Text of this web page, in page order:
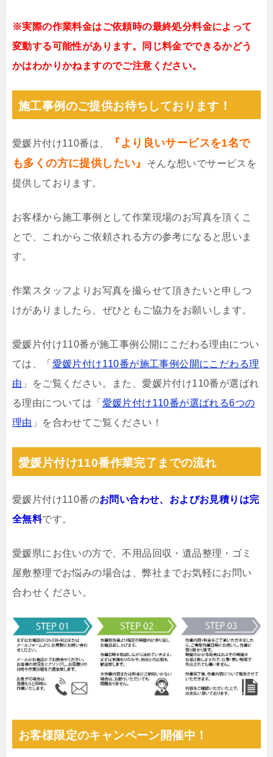
※実際の作業料金はご依頼時の最終処分料金によって
変動する可能性があります。同じ料金でできるかどう
かはわかりかねますのでご注意ください。
施工事例のご提供お待ちしております！
愛媛片付け110番は、
『より良いサービスを1名で
も多くの方に提供したい』
そんな想いでサービスを
提供しております。
お客様から施工事例として作業現場のお写真を頂くこ
とで、これからご依頼される方の参考になると思いま
す。
作業スタッフよりお写真を撮らせて頂きたいと申しつ
けがありましたら、ぜひともご協力をお願いします。
愛媛片付け110番が施工事例公開にこだわる理由につい
ては、「 愛媛片付け110番が施工事例公開にこだわる理
由 」をご覧ください。また、愛媛片付け110番が選ばれ
る理由については「 愛媛片付け110番が選ばれる6つの
理由 」を合わせてご覧ください！
愛媛片付け110番作業完了までの流れ
愛媛片付け110番のお問い合わせ、およびお見積りは完
全無料です。
愛媛県にお住いの方で、不用品回収・遺品整理・ゴミ
屋敷整理でお悩みの場合は、弊社までお気軽にお問い
合わせください。
お客様限定のキャンペーン開催中！